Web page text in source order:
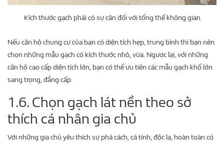
Kích thước gạch phải có sự cân đối với tổng thể không gian
Nếu căn hộ chung cư của bạn có diện tích hẹp, trung bình thì bạn nên
chọn những mẫu gạch có kích thước nhỏ, vừa. Ngược lại, với những
căn hộ cao cấp diện tích lớn, bạn có thể ưu tiên các mẫu gạch khổ lớn
sang trọng, đẳng cấp.
1.6. Chọn gạch lát nền theo sở
thích cá nhân gia chủ
Với những gia chủ yêu thích sự phá cách, cá tính, độc lạ, hoàn toàn có